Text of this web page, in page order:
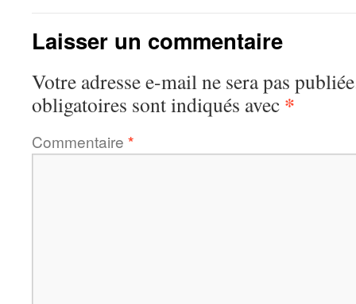
Laisser un commentaire
Votre adresse e-mail ne sera pas
obligatoires sont indiqués avec *
Commentaire *